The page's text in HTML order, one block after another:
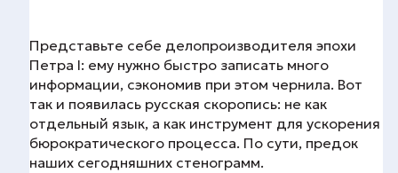
Представьте себе делопроизводителя эпохи
Петра I: ему нужно быстро записать много
информации, сэкономив при этом чернила. Вот
так и появилась русская скоропись: не как
отдельный язык, а как инструмент для ускорения
бюрократического процесса. По сути, предок
наших сегодняшних стенограмм.